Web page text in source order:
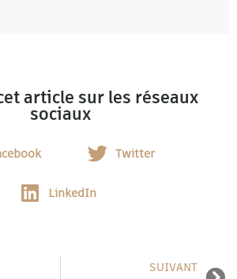
article sur les réseaux
sociaux
Twitter
LinkedIn
SUIVANT